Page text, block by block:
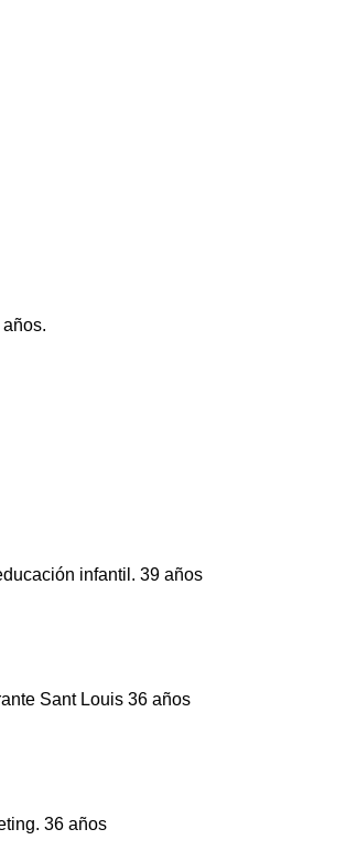
infantil. 39 años
Sant Louis 36 años
36 años